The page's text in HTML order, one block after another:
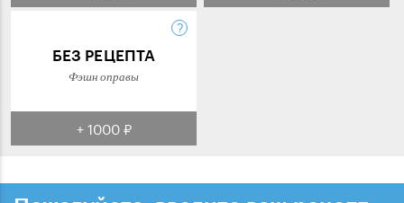
БЕЗ РЕЦЕПТА
Фэшн оправы
+ 1000 ₽